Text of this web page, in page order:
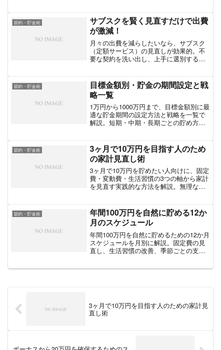
節約・貯金術
サブスクを賢く見直すだけで出費
が激減！
月々の出費を減らしたいなら、サブスク
（定額サービス）の見直しが効果的。不
要な契約を洗い出し、上手に選別するた
節約・貯金術
目標金額別・貯金の期間設定と戦
略一覧
1万円から1000万円まで、目標金額別に最
適な貯金期間の設定方法と戦略を一覧で
解説。短期・中期・長期ごとの貯め方
節約・貯金術
3ヶ月で10万円を目指す人のため
の家計見直し術
3ヶ月で10万円を貯めたい人向けに、固定
費・変動費・生活習慣の3つの軸から家計
を見直す実践的な方法を解説。無理なく
節約・貯金術
年間100万円を自然に貯める12か
月のスケジュール
年間100万円を自然に貯めるための12か月
スケジュールを月別に解説。固定費の見
直し、生活習慣の改善、季節ごとの支出
3ヶ月で10万円を目指す人のための家計見
直し術